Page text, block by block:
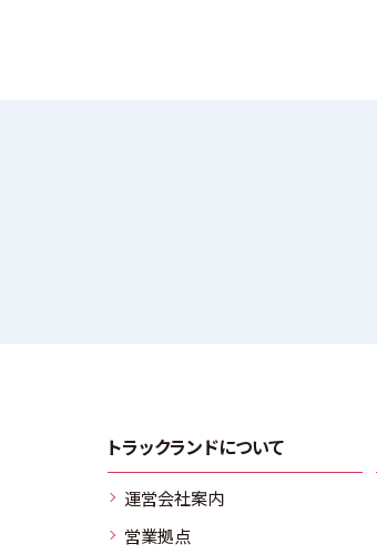
トラックランドについて
運営会社案内
営業拠点